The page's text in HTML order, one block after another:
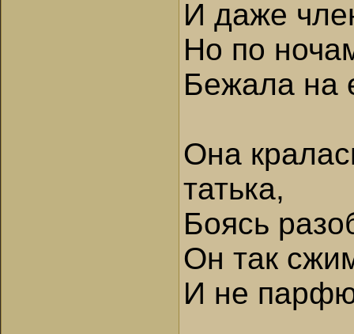
И даже
Но по
Бежала на
Она
татька,
Боясь
Он так
И не